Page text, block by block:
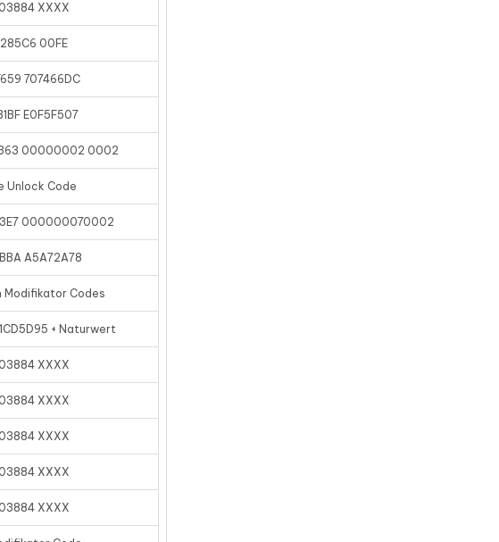
XXXX
00FE
707466DC
E0F5F507
00000002 0002
Unlock Code
000000070002
A5A72A78
Modifikator Codes
+ Naturwert
XXXX
XXXX
XXXX
XXXX
XXXX